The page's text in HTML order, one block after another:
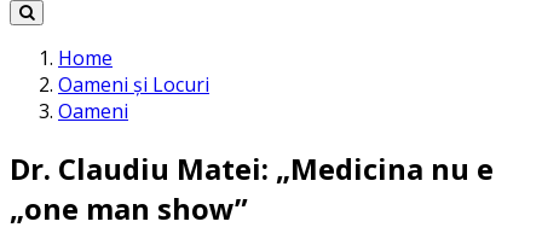
Home
Oameni și Locuri
Oameni
Dr. Claudiu Matei: „Medicina nu e
„one man show”